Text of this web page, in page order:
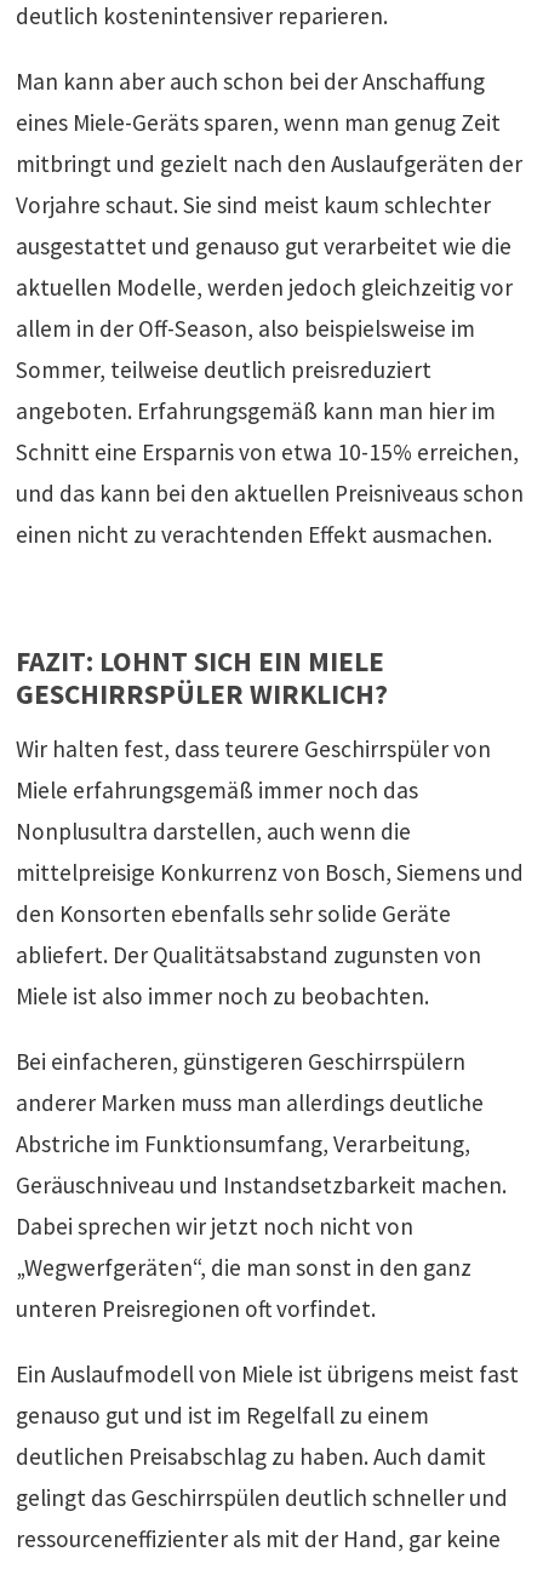
deutlich kostenintensiver reparieren.
Man kann aber auch schon bei der Anschaffung
eines Miele-Geräts sparen, wenn man genug Zeit
mitbringt und gezielt nach den Auslaufgeräten der
Vorjahre schaut. Sie sind meist kaum schlechter
ausgestattet und genauso gut verarbeitet wie die
aktuellen Modelle, werden jedoch gleichzeitig vor
allem in der Off-Season, also beispielsweise im
Sommer, teilweise deutlich preisreduziert
angeboten. Erfahrungsgemäß kann man hier im
Schnitt eine Ersparnis von etwa 10-15% erreichen,
und das kann bei den aktuellen Preisniveaus schon
einen nicht zu verachtenden Effekt ausmachen.
FAZIT: LOHNT SICH EIN MIELE
GESCHIRRSPÜLER WIRKLICH?
Wir halten fest, dass teurere Geschirrspüler von
Miele erfahrungsgemäß immer noch das
Nonplusultra darstellen, auch wenn die
mittelpreisige Konkurrenz von Bosch, Siemens und
den Konsorten ebenfalls sehr solide Geräte
abliefert. Der Qualitätsabstand zugunsten von
Miele ist also immer noch zu beobachten.
Bei einfacheren, günstigeren Geschirrspülern
anderer Marken muss man allerdings deutliche
Abstriche im Funktionsumfang, Verarbeitung,
Geräuschniveau und Instandsetzbarkeit machen.
Dabei sprechen wir jetzt noch nicht von
„Wegwerfgeräten“, die man sonst in den ganz
unteren Preisregionen oft vorfindet.
Ein Auslaufmodell von Miele ist übrigens meist fast
genauso gut und ist im Regelfall zu einem
deutlichen Preisabschlag zu haben. Auch damit
gelingt das Geschirrspülen deutlich schneller und
ressourceneffizienter als mit der Hand, gar keine